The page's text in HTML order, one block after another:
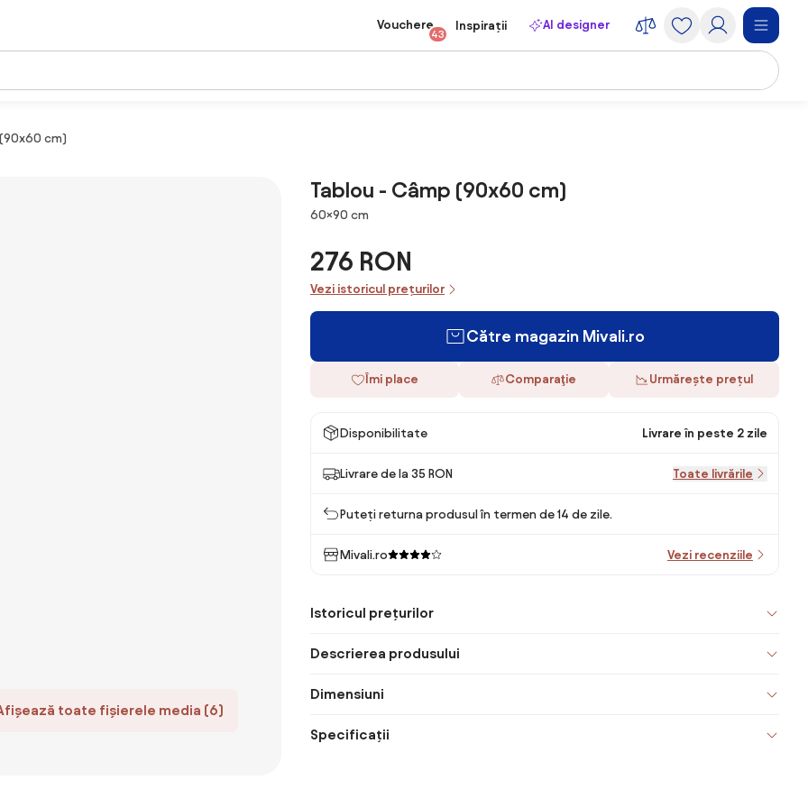
Vouchere
43
Inspirații AI designer
cm)
toate fișierele media (6)
Tablou - Câmp (90x60 cm)
Dimensiuni
60×90 cm
276 RON
Vezi istoricul prețurilor
Către magazin Mivali.ro
Îmi place Comparaţie Urmărește prețul
Disponibilitate Livrare în peste 2 zile
Livrare de la 35 RON Toate livrările
Puteți returna produsul în termen de 14 de zile.
Mivali.ro Vezi recenziile
Istoricul prețurilor
Descrierea produsului
Dimensiuni
Specificații